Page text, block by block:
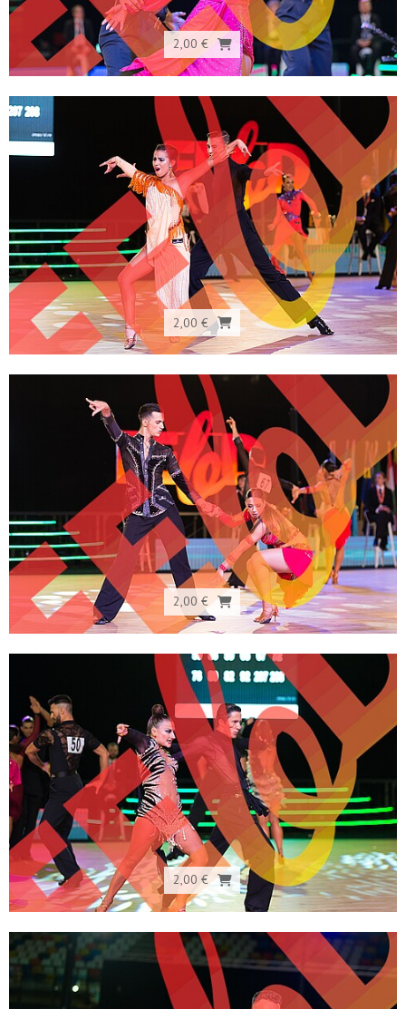
2,00 €
2,00 €
2,00 €
2,00 €